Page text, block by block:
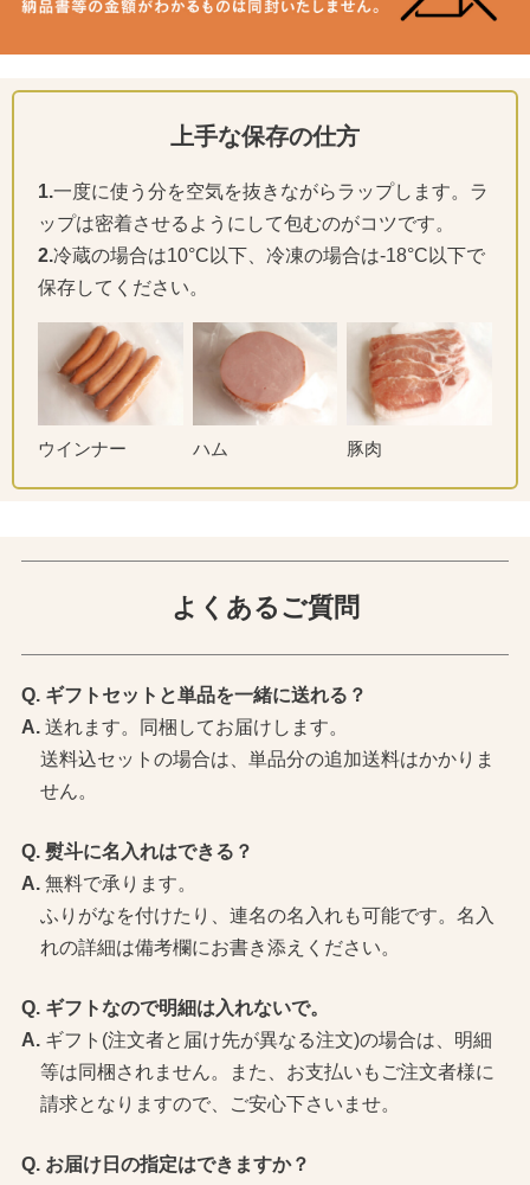
上手な保存の仕方
1.一度に使う分を空気を抜きながらラップします。ラ
ップは密着させるようにして包むのがコツです。
2.冷蔵の場合は10°C以下、冷凍の場合は-18°C以下で
保存してください。
ウインナー ハム 豚肉
よくあるご質問
ギフトセットと単品を一緒に送れる？
送れます。同梱してお届けします。
送料込セットの場合は、単品分の追加送料はかかりま
せん。
熨斗に名入れはできる？
無料で承ります。
ふりがなを付けたり、連名の名入れも可能です。名入
れの詳細は備考欄にお書き添えください。
ギフトなので明細は入れないで。
ギフト(注文者と届け先が異なる注文)の場合は、明細
等は同梱されません。また、お支払いもご注文者様に
請求となりますので、ご安心下さいませ。
お届け日の指定はできますか？